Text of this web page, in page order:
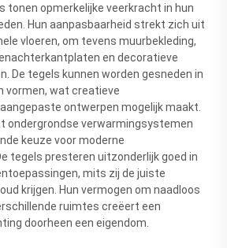
tonen opmerkelijke veerkracht in hun
Hun aanpasbaarheid strekt zich uit
vloeren, om tevens muurbekleding,
en decoratieve
De tegels kunnen worden gesneden in
vormen, wat creatieve
ontwerpen mogelijk maakt.
ondergrondse verwarmingsystemen
keuze voor moderne
tegels presteren uitzonderlijk goed in
mits zij de juiste
krijgen. Hun vermogen om naadloos
ruimtes creëert een
doorheen een eigendom.